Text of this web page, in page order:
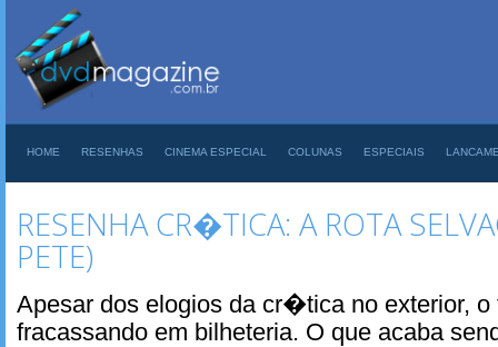
HOME RESENHAS CINEMA ESPECIAL COLUNAS ESPECIAIS
RESENHA CR�TICA: A ROTA
PETE)
Apesar dos elogios da cr�tica no exterior, o
fracassando em bilheteria. O que acaba